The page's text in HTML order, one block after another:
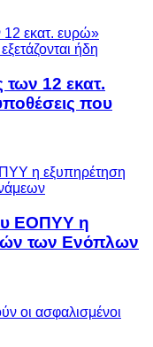
12 εκατ.
που
ΕΟΠΥΥ η
των Ενόπλων